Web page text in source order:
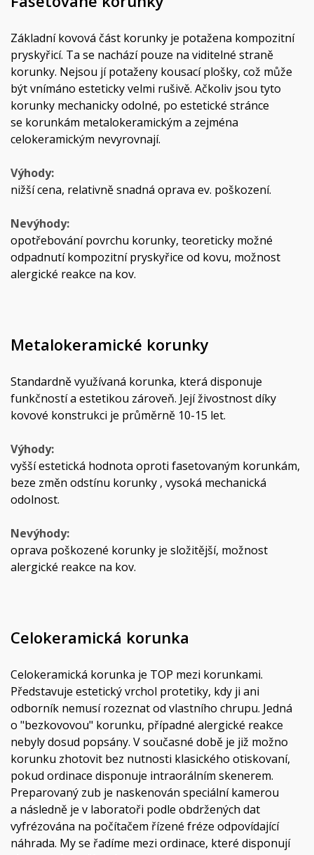
Základní kovová část korunky je potažena kompozitní
pryskyřicí. Ta se nachází pouze na viditelné straně
korunky. Nejsou jí potaženy kousací plošky, což může
být vnímáno esteticky velmi rušivě. Ačkoliv jsou tyto
korunky mechanicky odolné, po estetické stránce
se korunkám metalokeramickým a zejména
celokeramickým nevyrovnají.
Výhody:
nižší cena, relativně snadná oprava ev. poškození.
Nevýhody:
opotřebování povrchu korunky, teoreticky možné
odpadnutí kompozitní pryskyřice od kovu, možnost
alergické reakce na kov.
Metalokeramické korunky
Standardně využívaná korunka, která disponuje
funkčností a estetikou zároveň. Její živostnost díky
kovové konstrukci je průměrně 10-15 let.
Výhody:
vyšší estetická hodnota oproti fasetovaným korunkám,
beze změn odstínu korunky , vysoká mechanická
odolnost.
Nevýhody:
oprava poškozené korunky je složitější, možnost
alergické reakce na kov.
Celokeramická korunka
Celokeramická korunka je TOP mezi korunkami.
Představuje estetický vrchol protetiky, kdy ji ani
odborník nemusí rozeznat od vlastního chrupu. Jedná
o "bezkovovou" korunku, případné alergické reakce
nebyly dosud popsány. V současné době je již možno
korunku zhotovit bez nutnosti klasického otiskovaní,
pokud ordinace disponuje intraorálním skenerem.
Preparovaný zub je naskenován speciální kamerou
a následně je v laboratoři podle obdržených dat
vyfrézována na počítačem řízené fréze odpovídající
náhrada. My se řadíme mezi ordinace, které disponují